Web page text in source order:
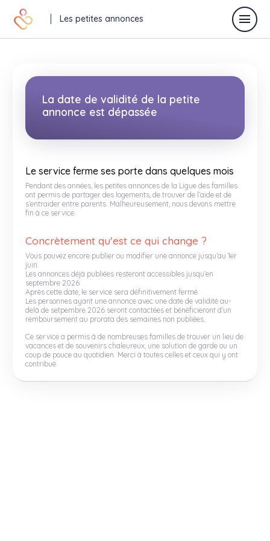
Les petites annonces
Déposer une annonce
Toutes les annonces
Annonces relaisparents
J'offre
Je recherche
Autres
La date de validité de la petite
annonce est dépassée
Le service ferme ses porte dans quelques mois
Pendant des années, les petites annonces de la Ligue des familles
ont permis de partager des logements, de trouver de l’aide et de
s’entraider entre parents. Malheureusement, nous devons mettre
fin à ce service.
Concrètement qu'est ce qui change ?
Vous pouvez encore publier ou modifier une annonce jusqu’au 1er
juin.
Les annonces déjà publiées resteront accessibles jusqu’en
septembre 2026
Après cette date, le service sera définitivement fermé.
Les personnes ayant une annonce avec une date de validité au-
delà de setpembre 2026 seront contactées et bénéficieront d’un
remboursement au prorata des semaines non publiées.
Ce service a permis à de nombreuses familles de trouver un lieu de
vacances et de souvenirs chaleureux, une solution de garde ou un
coup de pouce au quotidien. Merci à toutes celles et ceux qui y ont
contribué.